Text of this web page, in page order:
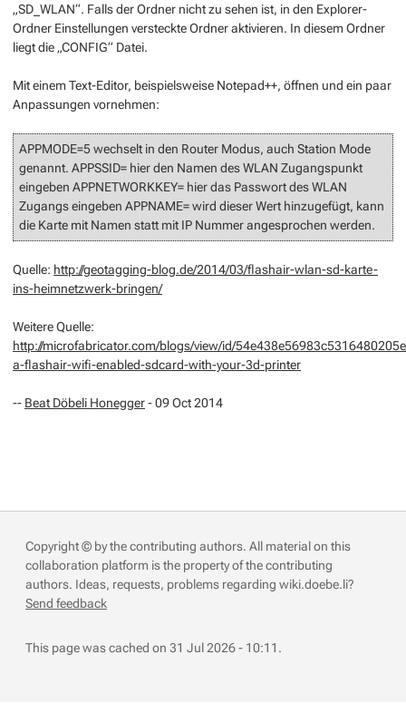
„SD_WLAN“. Falls der Ordner nicht zu sehen ist, in den Explorer-
Ordner Einstellungen versteckte Ordner aktivieren. In diesem Ordner
liegt die „CONFIG“ Datei.
Mit einem Text-Editor, beispielsweise Notepad++, öffnen und ein paar
Anpassungen vornehmen:
APPMODE=5 wechselt in den Router Modus, auch Station Mode
genannt. APPSSID= hier den Namen des WLAN Zugangspunkt
eingeben APPNETWORKKEY= hier das Passwort des WLAN
Zugangs eingeben APPNAME= wird dieser Wert hinzugefügt, kann
die Karte mit Namen statt mit IP Nummer angesprochen werden.
Quelle: http://geotagging-blog.de/2014/03/flashair-wlan-sd-karte-
ins-heimnetzwerk-bringen/
Weitere Quelle:
http://microfabricator.com/blogs/view/id/
a-flashair-wifi-enabled-sdcard-with-your-3d-printer
-- Beat Döbeli Honegger- 09 Oct 2014
Copyright © by the contributing authors. All material on this
collaboration platform is the property of the contributing
authors. Ideas, requests, problems regarding wiki.doebe.li?
Send feedback
This page was cached on 31 Jul 2026 - 10:11.